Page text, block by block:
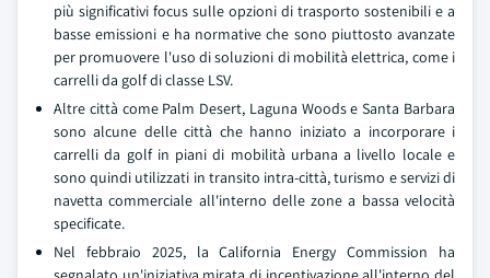
più significativi focus sulle opzioni di trasporto sostenibili e a
basse emissioni e ha normative che sono piuttosto avanzate
per promuovere l'uso di soluzioni di mobilità elettrica, come i
carrelli da golf di classe LSV.
Altre città come Palm Desert, Laguna Woods e Santa Barbara
sono alcune delle città che hanno iniziato a incorporare i
carrelli da golf in piani di mobilità urbana a livello locale e
sono quindi utilizzati in transito intra-città, turismo e servizi di
navetta commerciale all'interno delle zone a bassa velocità
specificate.
Nel febbraio 2025, la California Energy Commission ha